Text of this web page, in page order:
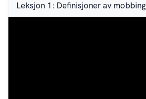
Leksjon 1: Definisjoner av mobbing